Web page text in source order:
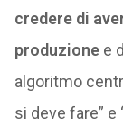
credere di
produzionee
algoritmo
si deve fare” e